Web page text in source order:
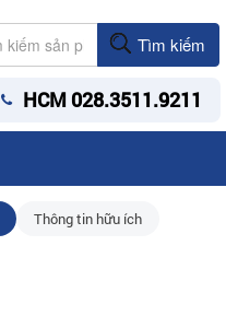
Tìm kiếm
HCM 028.3511.9211
Thông tin hữu ích